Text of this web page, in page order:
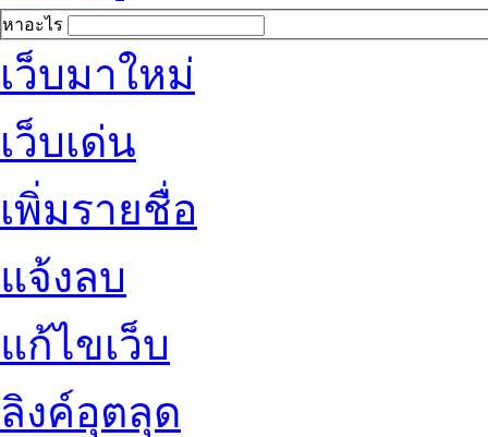
หาอะไร
เว็บมาใหม่
เว็บเด่น
เพิ่มรายชื่อ
แจ้งลบ
แก้ไขเว็บ
ลิงค์อุตลุด